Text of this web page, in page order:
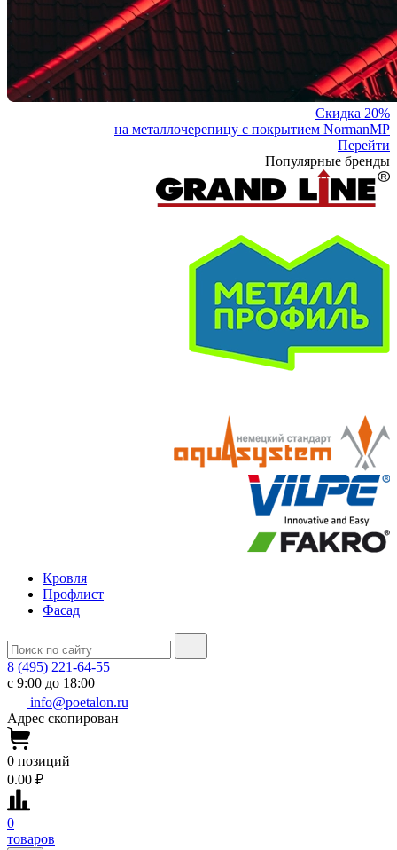
Скидка 20%
на металлочерепицу с покрытием NormanMP
Перейти
Популярные бренды
Кровля
Профлист
Фасад
8 (495) 221-64-55
с 9:00 до 18:00
info@poetalon.ru
Адрес скопирован
0 позиций
0.00 ₽
0
товаров